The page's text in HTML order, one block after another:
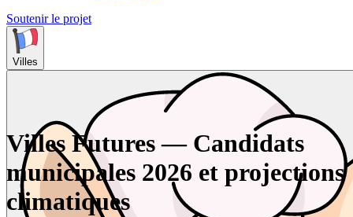
Soutenir le projet
Villes
Villes Futures — Candidats
municipales 2026 et projections
climatiques